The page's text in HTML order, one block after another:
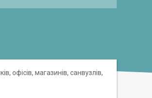
офісів, магазинів, санвузлів,